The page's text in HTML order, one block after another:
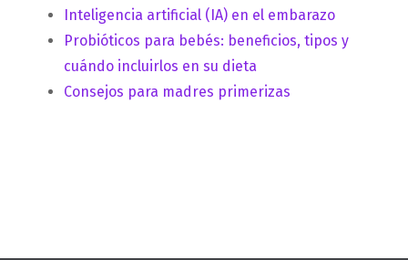
Inteligencia artificial (IA) en el embarazo
Probióticos para bebés: beneficios, tipos y
cuándo incluirlos en su dieta
Consejos para madres primerizas